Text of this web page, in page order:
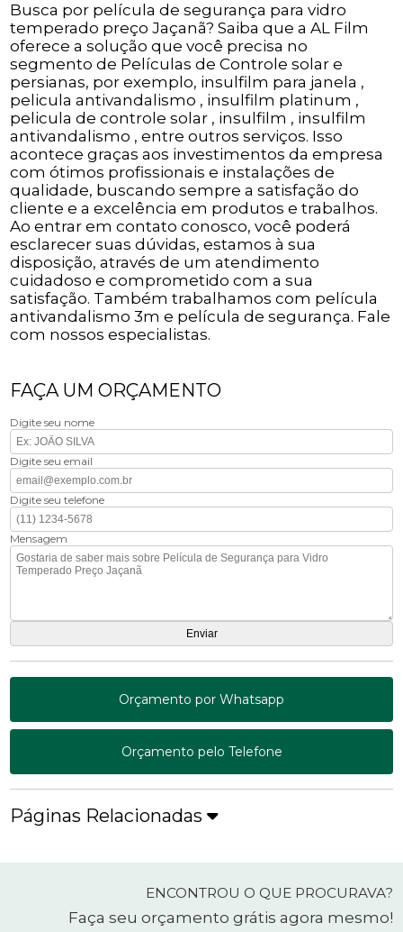
Busca por película de segurança para vidro
temperado preço Jaçanã? Saiba que a AL Film
oferece a solução que você precisa no
segmento de Películas de Controle solar e
persianas, por exemplo, insulfilm para janela ,
pelicula antivandalismo , insulfilm platinum ,
pelicula de controle solar , insulfilm , insulfilm
antivandalismo , entre outros serviços. Isso
acontece graças aos investimentos da empresa
com ótimos profissionais e instalações de
qualidade, buscando sempre a satisfação do
cliente e a excelência em produtos e trabalhos.
Ao entrar em contato conosco, você poderá
esclarecer suas dúvidas, estamos à sua
disposição, através de um atendimento
cuidadoso e comprometido com a sua
satisfação. Também trabalhamos com película
antivandalismo 3m e película de segurança. Fale
com nossos especialistas.
FAÇA UM ORÇAMENTO
Digite seu nome
Digite seu email
Digite seu telefone
Mensagem
Orçamento por Whatsapp
Orçamento pelo Telefone
Páginas Relacionadas
ENCONTROU O QUE PROCURAVA?
Faça seu orçamento grátis agora mesmo!